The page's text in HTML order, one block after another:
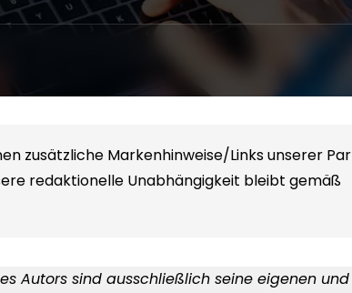
zusätzliche Markenhinweise/Links unserer
redaktionelle Unabhängigkeit bleibt gemäß
Autors sind ausschließlich seine eigenen